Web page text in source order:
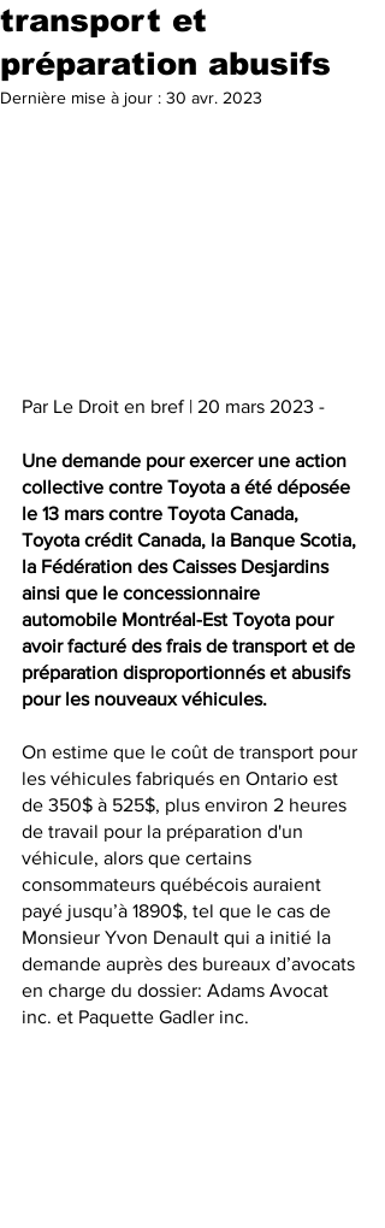
transport et
préparation abusifs
Dernière mise à jour : 30 avr. 2023
Par Le Droit en bref | 20 mars 2023 -
Une demande pour exercer une action
collective contre Toyota a été déposée
le 13 mars contre Toyota Canada,
Toyota crédit Canada, la Banque Scotia,
la Fédération des Caisses Desjardins
ainsi que le concessionnaire
automobile Montréal-Est Toyota pour
avoir facturé des frais de transport et de
préparation disproportionnés et abusifs
pour les nouveaux véhicules.
On estime que le coût de transport pour
les véhicules fabriqués en Ontario est
de 350$ à 525$, plus environ 2 heures
de travail pour la préparation d'un
véhicule, alors que certains
consommateurs québécois auraient
payé jusqu’à 1890$, tel que le cas de
Monsieur Yvon Denault qui a initié la
demande auprès des bureaux d’avocats
en charge du dossier: Adams Avocat
inc. et Paquette Gadler inc.